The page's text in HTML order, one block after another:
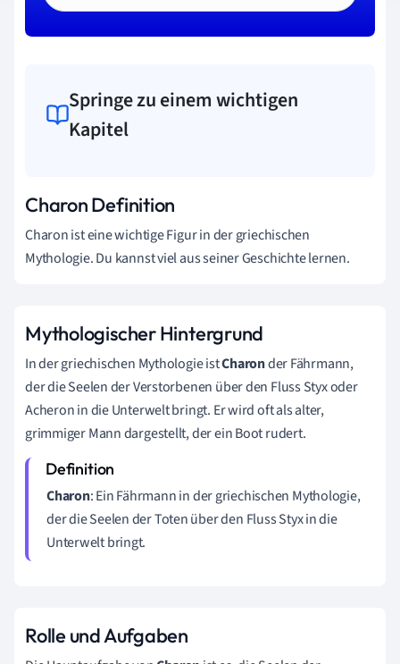
Springe zu einem wichtigen
Kapitel
Charon Definition
Charon ist eine wichtige Figur in der griechischen
Mythologie. Du kannst viel aus seiner Geschichte lernen.
Mythologischer Hintergrund
In der griechischen Mythologie istCharonder Fährmann,
der die Seelen der Verstorbenen über den Fluss Styx oder
Acheron in die Unterwelt bringt. Er wird oft als alter,
grimmiger Mann dargestellt, der ein Boot rudert.
Charon: Ein Fährmann in der griechischen Mythologie,
der die Seelen der Toten über den Fluss Styx in die
Unterwelt bringt.
Rolle und Aufgaben